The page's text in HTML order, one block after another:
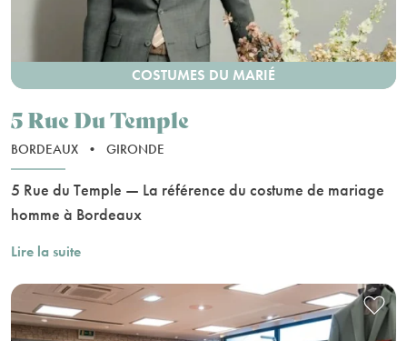
COSTUMES DU MARIÉ
5 Rue Du Temple
BORDEAUX • GIRONDE
5 Rue du Temple — La référence du costume de mariage
homme à Bordeaux
Lire la suite